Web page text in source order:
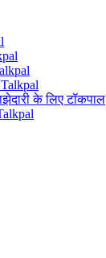
के लिए टॉकपाल